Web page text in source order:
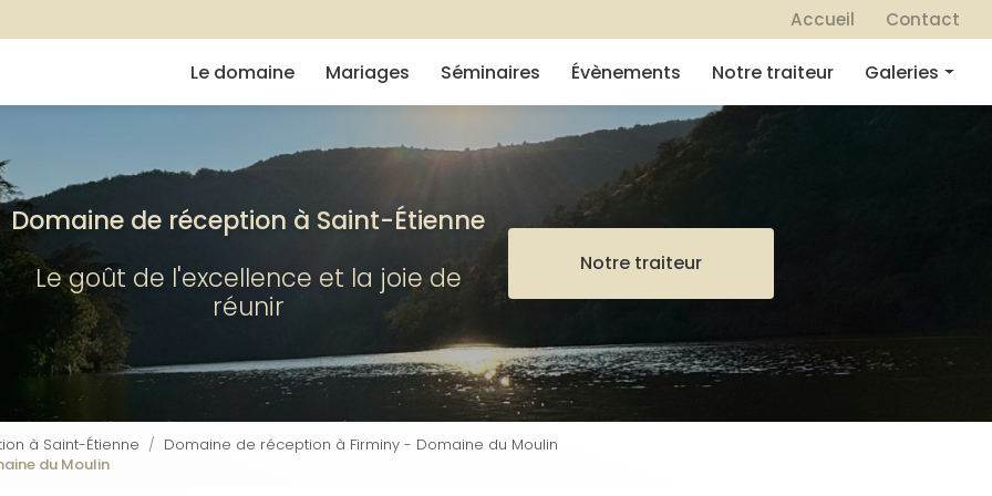
Accueil Contact
Le domaine
Mariages Séminaires Évènements Notre traiteur Galeries
Domaine de réception à Saint-Étienne
Le goût de l'excellence et la joie de
réunir
Notre traiteur
à Saint-Étienne
Domaine de réception à Firminy - Domaine du Moulin
du Moulin